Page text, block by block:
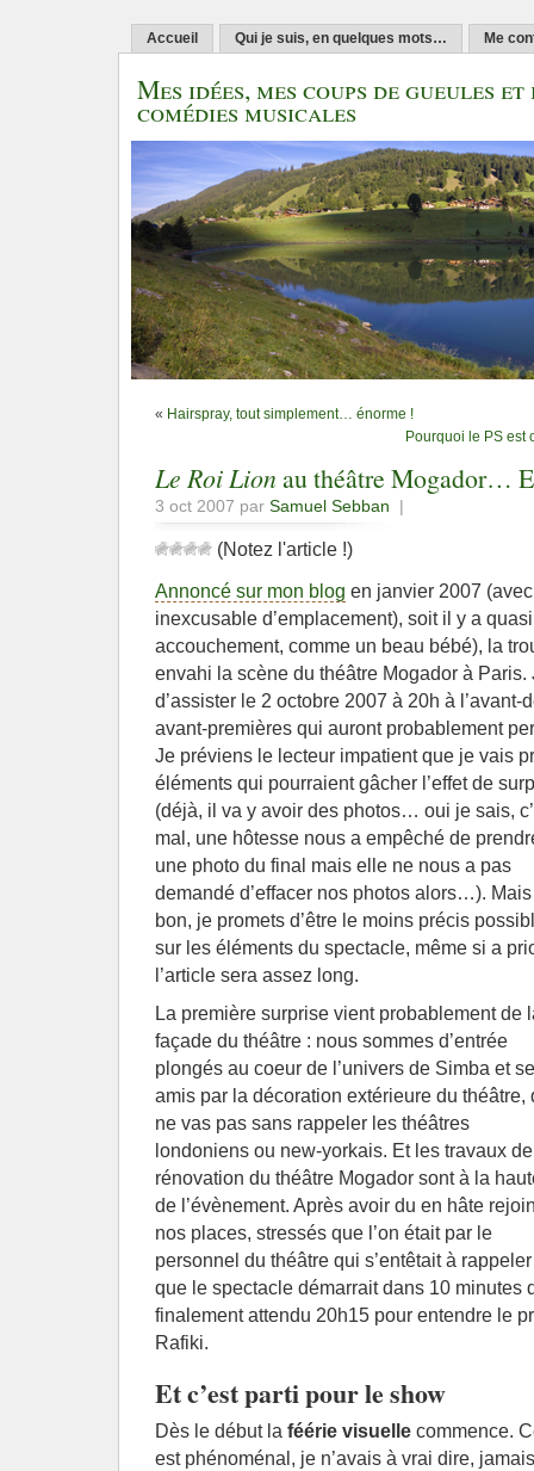
Accueil Qui je suis, en quelques mots… Me
Mes idées, mes coups de gueules et
comédies musicales
« Hairspray, tout simplement… énorme !
Pourquoi le PS
Le Roi Lionau théâtre Mogador…
3 oct 2007 par Samuel Sebban |
(Notez l'article !)
Annoncé sur mon blog en janvier 2007
inexcusable d’emplacement), soit il y a
accouchement, comme un beau bébé), la
envahi la scène du théâtre Mogador à Paris.
d’assister le 2 octobre 2007 à 20h à
avant-premières qui auront probablement
Je préviens le lecteur impatient que je vais
éléments qui pourraient gâcher l’effet de
(déjà, il va y avoir des photos… oui je sais,
mal, une hôtesse nous a empêché de
une photo du final mais elle ne nous a pas
demandé d’effacer nos photos alors…). Mais
bon, je promets d’être le moins précis
sur les éléments du spectacle, même si a
l’article sera assez long.
La première surprise vient probablement de
façade du théâtre : nous sommes d’entrée
plongés au coeur de l’univers de Simba et
amis par la décoration extérieure du théâtre,
ne vas pas sans rappeler les théâtres
londoniens ou new-yorkais. Et les travaux de
rénovation du théâtre Mogador sont à la
de l’évènement. Après avoir du en hâte
nos places, stressés que l’on était par le
personnel du théâtre qui s’entêtait à rappeler
que le spectacle démarrait dans 10 minutes
finalement attendu 20h15 pour entendre le
Rafiki.
Et c’est parti pour le show
Dès le début la féérie visuelle commence.
est phénoménal, je n’avais à vrai dire,